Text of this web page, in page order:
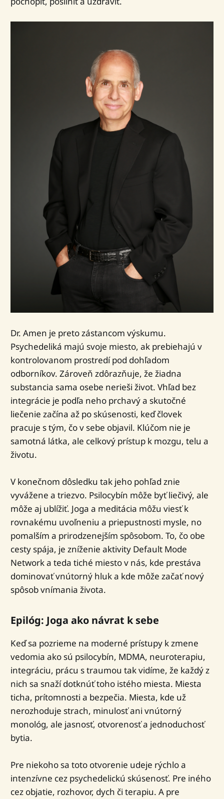
Dr. Amen je preto zástancom výskumu.
Psychedeliká majú svoje miesto, ak prebiehajú v
kontrolovanom prostredí pod dohľadom
odborníkov. Zároveň zdôrazňuje, že žiadna
substancia sama osebe nerieši život. Vhľad bez
integrácie je podľa neho prchavý a skutočné
liečenie začína až po skúsenosti, keď človek
pracuje s tým, čo v sebe objavil. Klúčom nie je
samotná látka, ale celkový prístup k mozgu, telu a
životu.
V konečnom dôsledku tak jeho pohľad znie
vyvážene a triezvo. Psilocybín môže byť liečivý, ale
môže aj ublížiť. Joga a meditácia môžu viesť k
rovnakému uvoľneniu a priepustnosti mysle, no
pomalším a prirodzenejším spôsobom. To, čo obe
cesty spája, je zníženie aktivity Default Mode
Network a teda tiché miesto v nás, kde prestáva
dominovať vnútorný hluk a kde môže začať nový
spôsob vnímania života.
Epilóg: Joga ako návrat k sebe
Keď sa pozrieme na moderné prístupy k zmene
vedomia ako sú psilocybín, MDMA, neuroterapiu,
integráciu, prácu s traumou tak vidíme, že každý z
nich sa snaží dotknúť toho istého miesta. Miesta
ticha, prítomnosti a bezpečia. Miesta, kde už
nerozhoduje strach, minulosť ani vnútorný
monológ, ale jasnosť, otvorenosť a jednoduchosť
bytia.
Pre niekoho sa toto otvorenie udeje rýchlo a
intenzívne cez psychedelickú skúsenosť. Pre iného
cez objatie, rozhovor, dych či terapiu. A pre